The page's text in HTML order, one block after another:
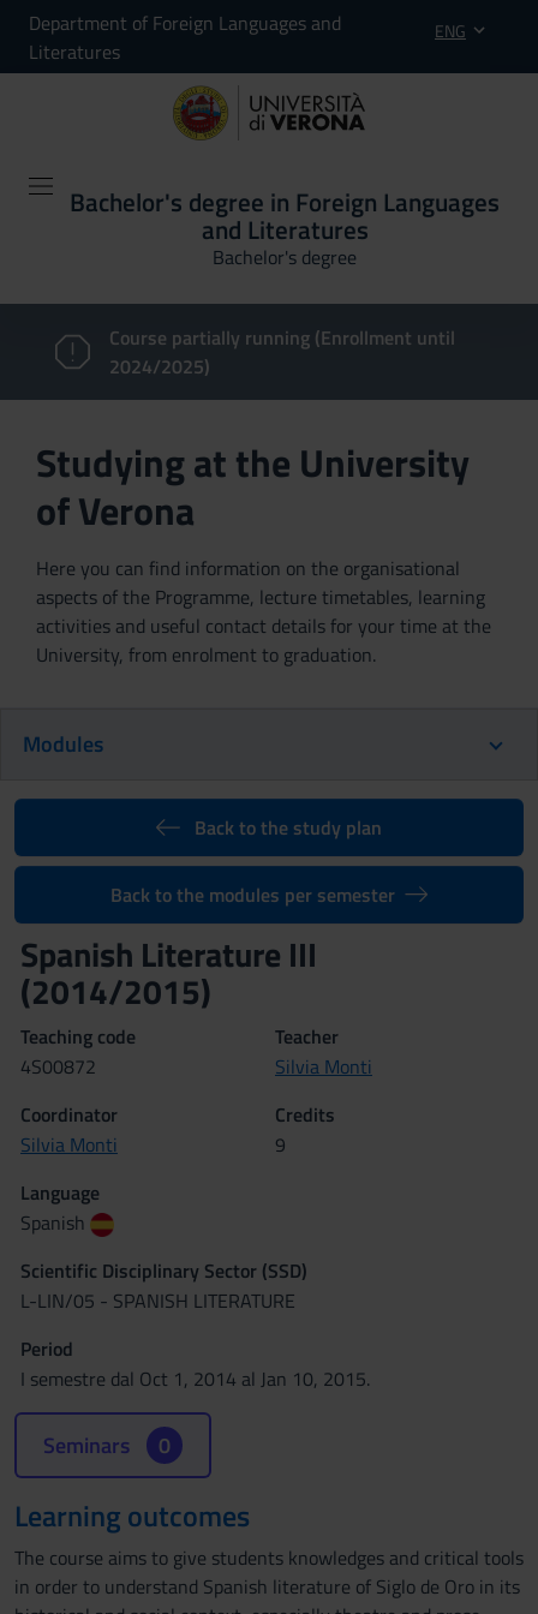
Department of Foreign Languages and
Literatures
ENG
Bachelor's degree in Foreign Languages
and Literatures
Bachelor's degree
Course partially running (Enrollment until
2024/2025)
Studying at the University
of Verona
Here you can find information on the organisational
aspects of the Programme, lecture timetables, learning
activities and useful contact details for your time at the
University, from enrolment to graduation.
Modules
Back to the study plan
Back to the modules per semester
Spanish Literature III
(2014/2015)
Teaching code
4S00872
Teacher
Silvia Monti
Coordinator
Silvia Monti
Credits
9
Language
Spanish
Scientific Disciplinary Sector (SSD)
L-LIN/05 - SPANISH LITERATURE
Period
I semestre dal Oct 1, 2014 al Jan 10, 2015.
Seminars 0
Learning outcomes
The course aims to give students knowledges and critical tools
in order to understand Spanish literature of Siglo de Oro in its